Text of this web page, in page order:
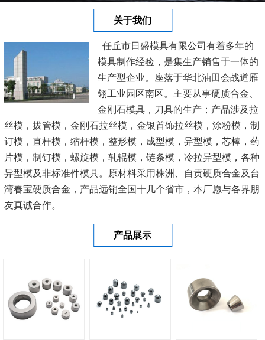
关于我们
任丘市日盛模具有限公司有着多年的
模具制作经验，是集生产销售于一体的
生产型企业。座落于华北油田会战道雁
翎工业园区南区。主要从事硬质合金、
金刚石模具，刀具的生产；产品涉及拉
丝模，拔管模，金刚石拉丝模，金银首饰拉丝模，涂粉模，制
订模，直杆模，缩杆模，整形模，成型模，异型模，芯棒，药
片模，制钉模，螺旋模，轧辊模，链条模，冷拉异型模，各种
异型模及非标准件模具。原材料采用株洲、自贡硬质合金及台
湾春宝硬质合金，产品远销全国十几个省市，本厂愿与各界朋
友真诚合作。
公司秉承“顾客至上，锐意进取”的经营理念，坚持“客户至
产品展示